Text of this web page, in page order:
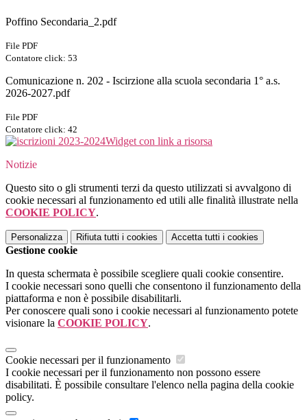
Poffino Secondaria_2.pdf
File PDF
Contatore click: 53
Comunicazione n. 202 - Iscirzione alla scuola secondaria 1° a.s.
2026-2027.pdf
File PDF
Contatore click: 42
Widget con link a risorsa
Notizie
Questo sito o gli strumenti terzi da questo utilizzati si avvalgono di
cookie necessari al funzionamento ed utili alle finalità illustrate nella
COOKIE POLICY.
Personalizza Rifiuta tutti i cookies Accetta tutti i cookies
Gestione cookie
In questa schermata è possibile scegliere quali cookie consentire.
I cookie necessari sono quelli che consentono il funzionamento della
piattaforma e non è possibile disabilitarli.
Per conoscere quali sono i cookie necessari al funzionamento potete
visionare la COOKIE POLICY.
Cookie necessari per il funzionamento
I cookie necessari per il funzionamento non possono essere
disabilitati. È possibile consultare l'elenco nella pagina della cookie
policy.